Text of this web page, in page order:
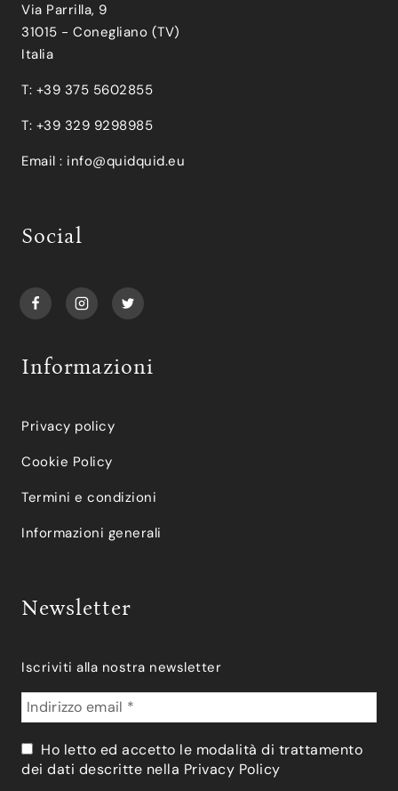
Via Parrilla, 9
31015 - Conegliano (TV)
Italia
T: +39 375 5602855
T: +39 329 9298985
Email : info@quidquid.eu
Social
Informazioni
Privacy policy
Cookie Policy
Termini e condizioni
Informazioni generali
Newsletter
Iscriviti alla nostra newsletter
Ho letto ed accetto le modalità di trattamento
dei dati descritte nella Privacy Policy